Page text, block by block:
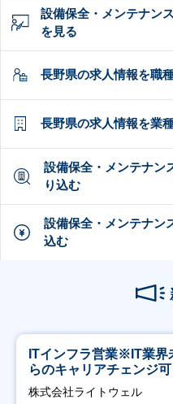
設備保全・メンテナン
を見る
長野県の求人情報を職
長野県の求人情報を業
設備保全・メンテナン
り込む
設備保全・メンテナン
込む
ITインフラ営業※IT業界
らのキャリアチェンジ
能】
株式会社ライトウェル